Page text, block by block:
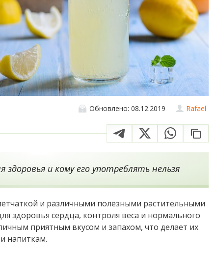
Rafael
Обновлено: 08.12.2019
здоровья и кому его употреблять нельзя
и различными полезными растительными
здоровья сердца, контроля веса и нормального
приятным вкусом и запахом, что делает их
напиткам.